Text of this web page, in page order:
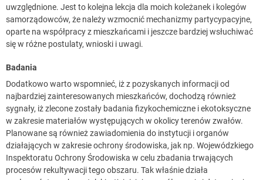
uwzględnione. Jest to kolejna lekcja dla moich koleżanek i kolegów
samorządowców, że należy wzmocnić mechanizmy partycypacyjne,
oparte na współpracy z mieszkańcami i jeszcze bardziej wsłuchiwać
się w różne postulaty, wnioski i uwagi.
Badania
Dodatkowo warto wspomnieć, iż z pozyskanych informacji od
najbardziej zainteresowanych mieszkańców, dochodzą również
sygnały, iż zlecone zostały badania fizykochemiczne i ekotoksyczne
w zakresie materiałów występujących w okolicy terenów zwałów.
Planowane są również zawiadomienia do instytucji i organów
działających w zakresie ochrony środowiska, jak np. Wojewódzkiego
Inspektoratu Ochrony Środowiska w celu zbadania trwających
procesów rekultywacji tego obszaru. Tak właśnie działa